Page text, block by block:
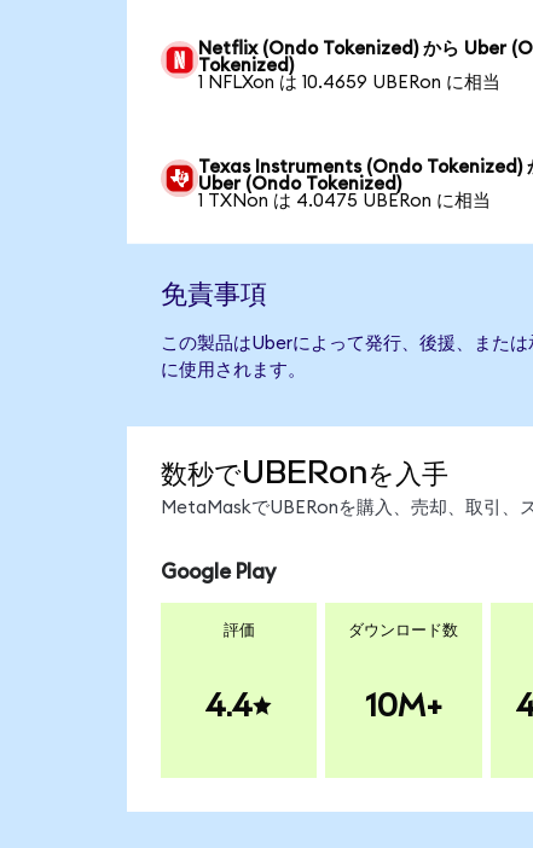
Netflix (Ondo Tokenized) から Uber
Tokenized)
1 NFLXon は 10.4659 UBERon に相当
Texas Instruments (Ondo Tokenized)
Uber (Ondo Tokenized)
1 TXNon は 4.0475 UBERon に相当
免責事項
この製品はUberによって発行、後援、また
に使用されます。
数秒でUBERonを入手
MetaMaskでUBERonを購入、売却、取引、
Google Play
評価
4.4
ダウンロード数
10M+